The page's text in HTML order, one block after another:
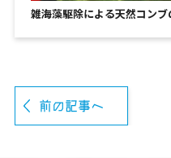
雑海藻駆除による天然コンブ
前の記事へ